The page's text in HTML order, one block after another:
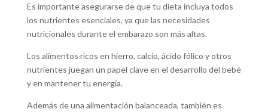
Es importante asegurarse de que tu dieta incluya todos
los nutrientes esenciales, ya que las necesidades
nutricionales durante el embarazo son más altas.
Los alimentos ricos en hierro, calcio, ácido fólico y otros
nutrientes juegan un papel clave en el desarrollo del bebé
y en mantener tu energía.
Además de una alimentación balanceada, también es